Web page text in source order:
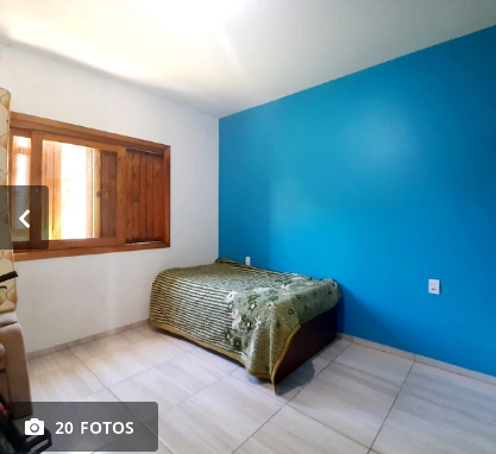
20 FOTOS